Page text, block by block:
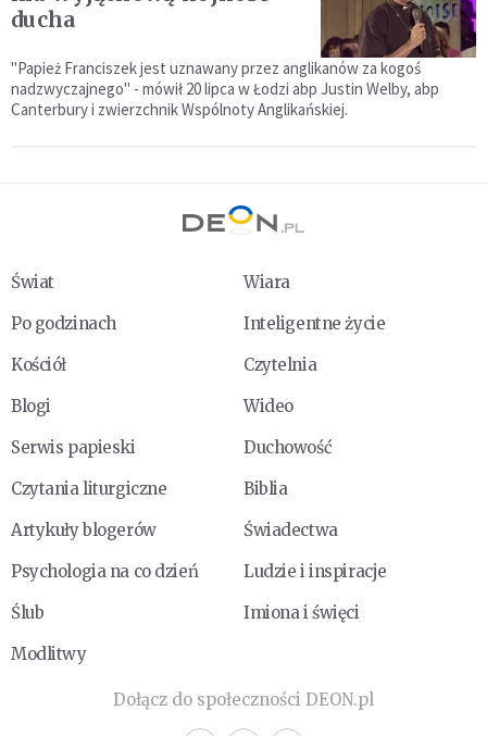
ducha
"Papież Franciszek jest uznawany przez anglikanów za kogoś
nadzwyczajnego" - mówił 20 lipca w Łodzi abp Justin Welby, abp
Canterbury i zwierzchnik Wspólnoty Anglikańskiej.
Świat
Wiara
Po godzinach
Inteligentne życie
Kościół
Czytelnia
Blogi
Wideo
Serwis papieski
Duchowość
Czytania liturgiczne
Biblia
Artykuły blogerów
Świadectwa
Psychologia na co dzień
Ludzie i inspiracje
Ślub
Imiona i święci
Modlitwy
Dołącz do społeczności DEON.pl